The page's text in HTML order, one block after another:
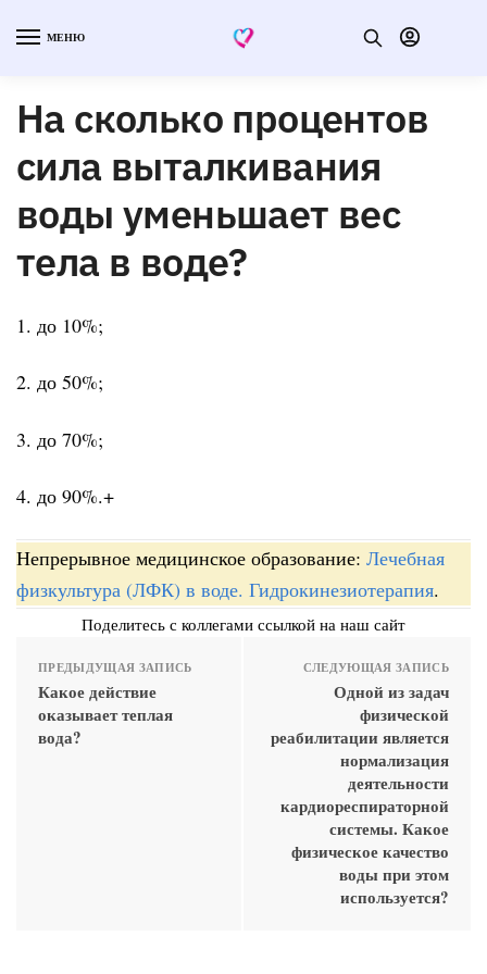
МЕНЮ
На сколько процентов
сила выталкивания
воды уменьшает вес
тела в воде?
1. до 10%;
2. до 50%;
3. до 70%;
4. до 90%.+
Непрерывное медицинское образование: Лечебная
физкультура (ЛФК) в воде. Гидрокинезиотерапия.
Поделитесь с коллегами ссылкой на наш сайт
ПРЕДЫДУЩАЯ ЗАПИСЬ
Какое действие
оказывает теплая
вода?
СЛЕДУЮЩАЯ ЗАПИСЬ
Одной из задач
физической
реабилитации является
нормализация
деятельности
кардиореспираторной
системы. Какое
физическое качество
воды при этом
используется?